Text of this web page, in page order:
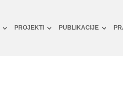
PROJEKTI PUBLIKACIJE